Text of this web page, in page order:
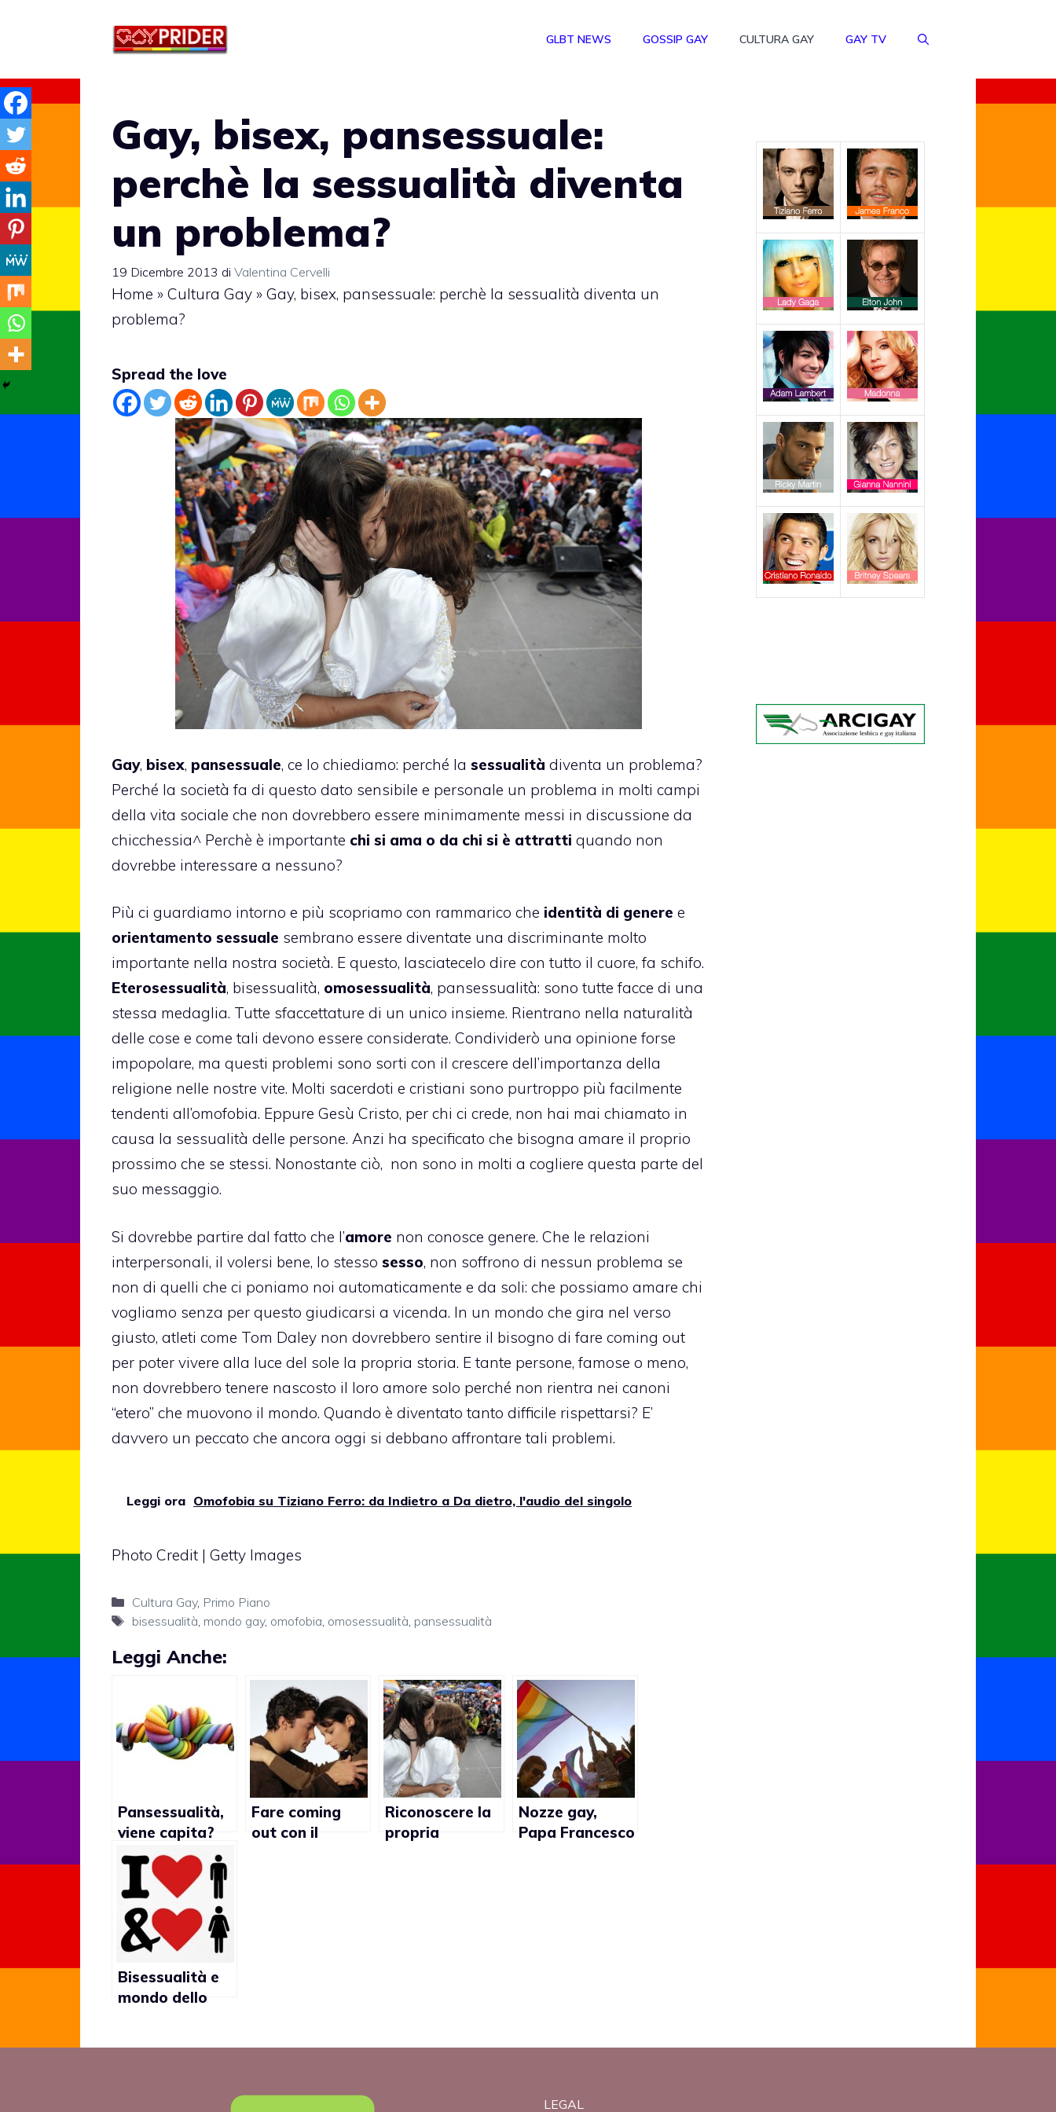
GLBT NEWS GOSSIP GAY CULTURA GAY GAY TV
Gay, bisex, pansessuale:
perchè la sessualità diventa
un problema?
19 Dicembre 2013 di Valentina Cervelli
Home » Cultura Gay » Gay, bisex, pansessuale: perchè la sessualità diventa un
problema?
Spread the love
Gay, bisex, pansessuale, ce lo chiediamo: perché la sessualità diventa un problema?
Perché la società fa di questo dato sensibile e personale un problema in molti campi
della vita sociale che non dovrebbero essere minimamente messi in discussione da
chicchessia^ Perchè è importante chi si ama o da chi si è attratti quando non
dovrebbe interessare a nessuno?
Più ci guardiamo intorno e più scopriamo con rammarico che identità di genere e
orientamento sessuale sembrano essere diventate una discriminante molto
importante nella nostra società. E questo, lasciatecelo dire con tutto il cuore, fa schifo.
Eterosessualità, bisessualità, omosessualità, pansessualità: sono tutte facce di una
stessa medaglia. Tutte sfaccettature di un unico insieme. Rientrano nella naturalità
delle cose e come tali devono essere considerate. Condividerò una opinione forse
impopolare, ma questi problemi sono sorti con il crescere dell’importanza della
religione nelle nostre vite. Molti sacerdoti e cristiani sono purtroppo più facilmente
tendenti all’omofobia. Eppure Gesù Cristo, per chi ci crede, non hai mai chiamato in
causa la sessualità delle persone. Anzi ha specificato che bisogna amare il proprio
prossimo che se stessi. Nonostante ciò, non sono in molti a cogliere questa parte del
suo messaggio.
Si dovrebbe partire dal fatto che l’amore non conosce genere. Che le relazioni
interpersonali, il volersi bene, lo stesso sesso, non soffrono di nessun problema se
non di quelli che ci poniamo noi automaticamente e da soli: che possiamo amare chi
vogliamo senza per questo giudicarsi a vicenda. In un mondo che gira nel verso
giusto, atleti come Tom Daley non dovrebbero sentire il bisogno di fare coming out
per poter vivere alla luce del sole la propria storia. E tante persone, famose o meno,
non dovrebbero tenere nascosto il loro amore solo perché non rientra nei canoni
“etero” che muovono il mondo. Quando è diventato tanto difficile rispettarsi? E’
davvero un peccato che ancora oggi si debbano affrontare tali problemi.
Leggi ora Omofobia su Tiziano Ferro: da Indietro a Da dietro, l'audio del singolo
Photo Credit | Getty Images
Categorie
Cultura Gay, Primo Piano
Tag
bisessualità, mondo gay, omofobia, omosessualità, pansessualità
Leggi Anche:
Pansessualità,
viene capita?
Fare coming
out con il
Riconoscere la
propria
Nozze gay,
Papa Francesco
Bisessualità e
mondo dello
LEGAL